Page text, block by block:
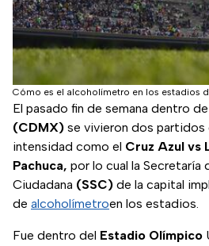
Cómo es el alcoholímetro en los estadios
El pasado fin de semana dentro
(CDMX) se vivieron dos partidos
intensidad como el Cruz Azul vs
Pachuca, por lo cual la Secretaría
Ciudadana (SSC) de la capital
de alcoholímetroen los estadios.
Fue dentro del Estadio Olímpico